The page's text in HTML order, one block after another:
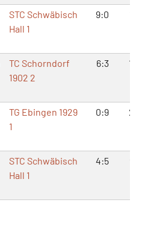
STC Schwäbisch
Hall 1
9:0
TC Schorndorf
1902 2
6:3
TG Ebingen 1929
1
0:9
STC Schwäbisch
Hall 1
4:5